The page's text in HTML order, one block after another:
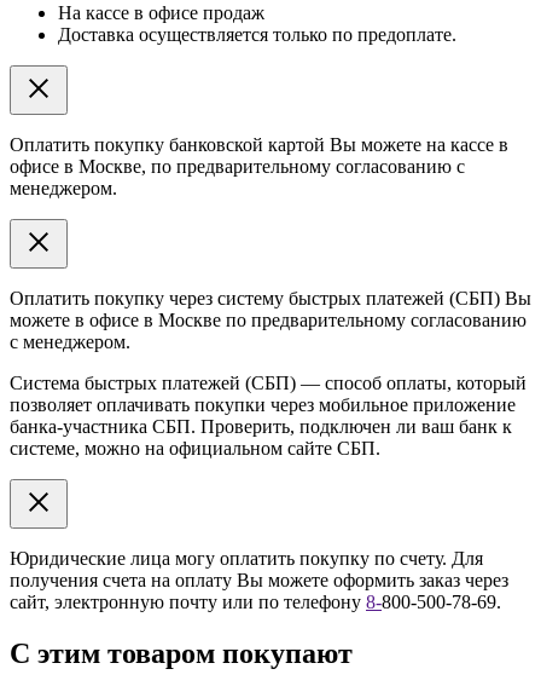
На кассе в офисе продаж
Доставка осуществляется только по предоплате.
Оплатить покупку банковской картой Вы можете на кассе в
офисе в Москве, по предварительному согласованию с
менеджером.
Оплатить покупку через систему быстрых платежей (СБП) Вы
можете в офисе в Москве по предварительному согласованию
с менеджером.
Система быстрых платежей (СБП) — способ оплаты, который
позволяет оплачивать покупки через мобильное приложение
банка-участника СБП. Проверить, подключен ли ваш банк к
системе, можно на официальном сайте СБП.
Юридические лица могу оплатить покупку по счету. Для
получения счета на оплату Вы можете оформить заказ через
сайт, электронную почту или по телефону 8-800-500-78-69.
С этим товаром покупают